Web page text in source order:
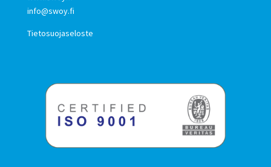
info@swoy.fi
Tietosuojaseloste